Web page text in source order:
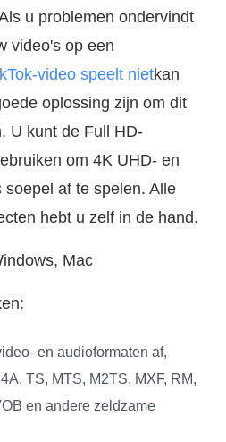
u problemen ondervindt
video's op een
video speelt nietkan
oplossing zijn om dit
U kunt de Full HD-
om 4K UHD- en
af te spelen. Alle
hebt u zelf in de hand.
Mac
en audioformaten af,
TS, MTS, M2TS, MXF, RM,
en andere zeldzame